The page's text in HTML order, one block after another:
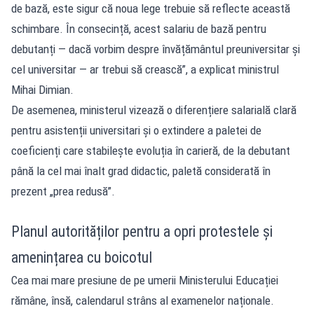
de bază, este sigur că noua lege trebuie să reflecte această
schimbare. În consecință, acest salariu de bază pentru
debutanți — dacă vorbim despre învățământul preuniversitar și
cel universitar — ar trebui să crească”, a explicat ministrul
Mihai Dimian.
De asemenea, ministerul vizează o diferențiere salarială clară
pentru asistenții universitari și o extindere a paletei de
coeficienți care stabilește evoluția în carieră, de la debutant
până la cel mai înalt grad didactic, paletă considerată în
prezent „prea redusă”.
Planul autorităților pentru a opri protestele și
amenințarea cu boicotul
Cea mai mare presiune de pe umerii Ministerului Educației
rămâne, însă, calendarul strâns al examenelor naționale.